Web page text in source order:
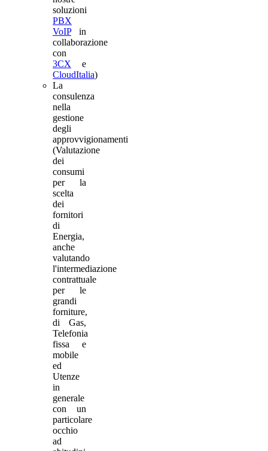
soluzioni
PBX
VoIPin
collaborazione
con
3CX e
CloudItalia)
La
consulenza
nella
gestione
degli
approvvigionamenti
(Valutazione
dei
consumi
per la
scelta
dei
fornitori
di
Energia,
anche
valutando
l'intermediazione
contrattuale
per le
grandi
forniture,
di Gas,
Telefonia
fissa e
mobile
ed
Utenze
in
generale
con un
particolare
occhio
ad